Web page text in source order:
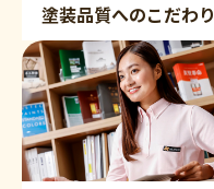
塗装品質へのこだわり